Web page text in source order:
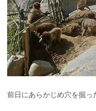
前日にあらかじめ穴を掘っ